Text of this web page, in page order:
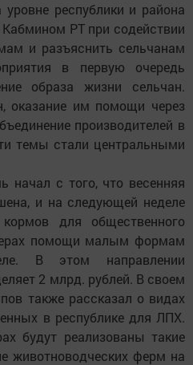
республики и района
РТ при содействии
и разъяснить сельчанам
в первую очередь
образа жизни сельчан.
оказание им помощи через
производителей в
темы стали центральными
начал с того, что весенняя
и на следующей неделе
для общественного
помощи малым формам
В этом направлении
2 млрд. рублей. В своем
также рассказал о видах
в республике для ЛПХ.
будут реализованы такие
животноводческих ферм на